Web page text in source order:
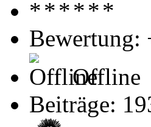
Bewertung:
Offline
Beiträge: